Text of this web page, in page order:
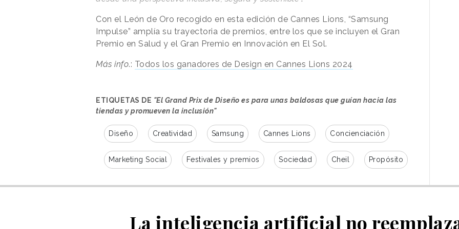
Con el León de Oro recogido en esta edición de Cannes Lions, “Samsung
Impulse” amplía su trayectoria de premios, entre los que se incluyen el Gran
Premio en Salud y el Gran Premio en Innovación en El Sol.
Más info.: Todos los ganadores de Design en Cannes Lions 2024
ETIQUETAS DE "El Grand Prix de Diseño es para unas baldosas que guían hacia las
tiendas y promueven la inclusión"
Diseño Creatividad Samsung Cannes Lions Concienciación
Marketing Social Festivales y premios Sociedad Cheil Propósito
La inteligencia artificial no